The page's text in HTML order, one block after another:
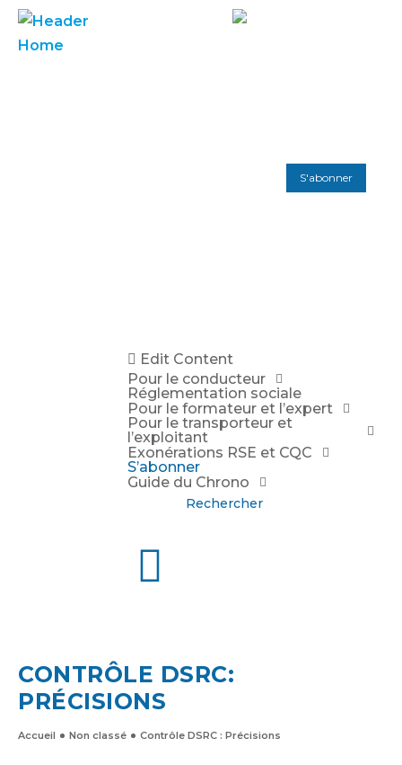
S'abonner
Edit Content
Pour le conducteur
Réglementation sociale
Pour le formateur et l’expert
Pour le transporteur et
l’exploitant
Exonérations RSE et CQC
S’abonner
Guide du Chrono
Rechercher
CONTRÔLE DSRC:
PRÉCISIONS
Accueil Non classé Contrôle DSRC : Précisions